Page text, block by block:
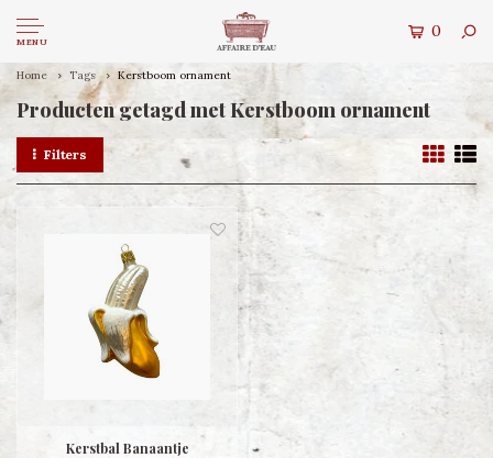
MENU
0
Home Tags Kerstboom ornament
Producten getagd met Kerstboom ornament
Filters
Kerstbal Banaantje